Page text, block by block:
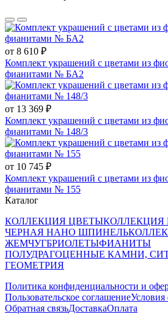
от 8 610 ₽
Комплект украшений с цветами из
фианитами № БА2
от 13 369 ₽
Комплект украшений с цветами из
фианитами № 148/3
от 10 745 ₽
Комплект украшений с цветами из
фианитами № 155
Каталог
КОЛЛЕКЦИЯ ЦВЕТЫ
ЧЕРНАЯ НАНО ШПИНЕЛЬ
ЖЕМЧУГБРИОЛЕТЫФИАНИТЫ
ПОЛУДРАГОЦЕННЫЕ КАМНИ,
ГЕОМЕТРИЯ
Политика конфиденциальности и
Пользовательское соглашениеУсловия
Обратная связьДоставкаОплата